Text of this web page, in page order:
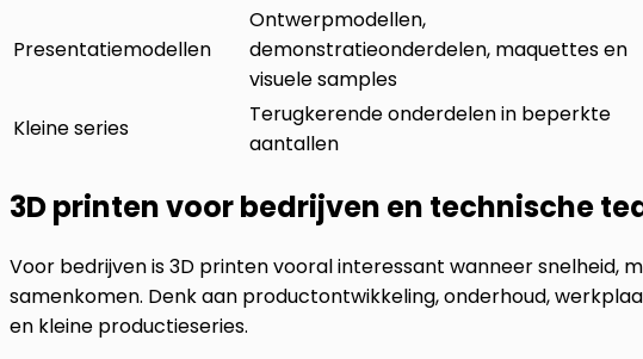
Presentatiemodellen
Ontwerpmodellen,
demonstratieonderdelen, maquettes en
visuele samples
Kleine series
Terugkerende onderdelen in beperkte
aantallen
3D printen voor bedrijven en technische
Voor bedrijven is 3D printen vooral interessant wanneer snelheid,
samenkomen. Denk aan productontwikkeling, onderhoud,
en kleine productieseries.